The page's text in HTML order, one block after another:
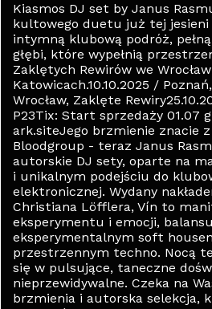
Kiasmos DJ set by Janus
kultowego duetu już tej jesieni
intymną klubową podróż,
głębi, które wypełnią
Zaklętych Rewirów we
Katowicach.10.10.2025 /
Wrocław, Zaklęte
P23Tix: Start sprzedaży 01.07
ark.siteJego brzmienie znacie
Bloodgroup - teraz Janus
autorskie DJ sety, oparte na
i unikalnym podejściu do
elektronicznej. Wydany
Christiana Löfflera, Vín to
eksperymentu i emocji,
eksperymentalnym soft
przestrzennym techno. Nocą
się w pulsujące, taneczne
nieprzewidywalne. Czeka na
brzmienia i autorska selekcja,